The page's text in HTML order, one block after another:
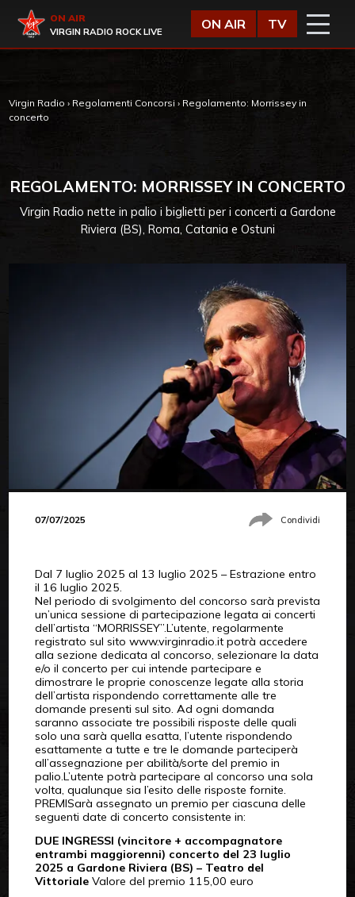
Virgin Radio
ON AIR
VIRGIN RADIO ROCK LIVE
ON AIR TV
Virgin Radio › Regolamenti Concorsi › Regolamento: Morrissey in
concerto
REGOLAMENTO: MORRISSEY IN CONCERTO
Virgin Radio nette in palio i biglietti per i concerti a Gardone
Riviera (BS), Roma, Catania e Ostuni
07/07/2025 Condividi
Dal 7 luglio 2025 al 13 luglio 2025 – Estrazione entro
il 16 luglio 2025.
Nel periodo di svolgimento del concorso sarà prevista
un’unica sessione di partecipazione legata ai concerti
dell’artista “MORRISSEY”.L’utente, regolarmente
registrato sul sito www.virginradio.it potrà accedere
alla sezione dedicata al concorso, selezionare la data
e/o il concerto per cui intende partecipare e
dimostrare le proprie conoscenze legate alla storia
dell’artista rispondendo correttamente alle tre
domande presenti sul sito. Ad ogni domanda
saranno associate tre possibili risposte delle quali
solo una sarà quella esatta, l’utente rispondendo
esattamente a tutte e tre le domande parteciperà
all’assegnazione per abilità/sorte del premio in
palio.L’utente potrà partecipare al concorso una sola
volta, qualunque sia l’esito delle risposte fornite.
PREMISarà assegnato un premio per ciascuna delle
seguenti date di concerto consistente in:
DUE INGRESSI (vincitore + accompagnatore
entrambi maggiorenni) concerto del 23 luglio
2025 a Gardone Riviera (BS) – Teatro del
Vittoriale Valore del premio 115,00 euro